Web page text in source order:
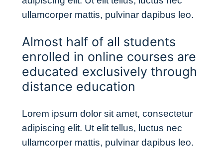
ullamcorper mattis, pulvinar dapibus leo.
Almost half of all students
enrolled in online courses are
educated exclusively through
distance education
Lorem ipsum dolor sit amet, consectetur
adipiscing elit. Ut elit tellus, luctus nec
ullamcorper mattis, pulvinar dapibus leo.